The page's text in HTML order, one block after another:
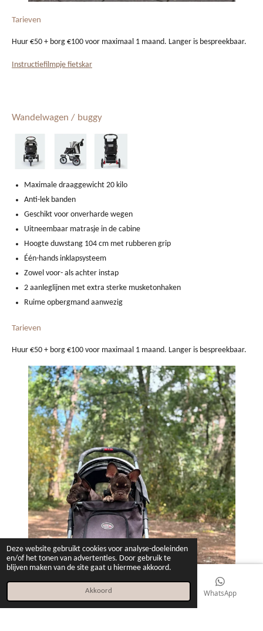
Deze website gebruikt cookies voor analyse-doeleinden
en/of het tonen van advertenties. Door gebruik te
blijven maken van de site gaat u hiermee akkoord.
Akkoord
Tarieven
Huur €50 + borg €100 voor maximaal 1 maand. Langer is bespreekbaar.
Instructiefilmpje fietskar
Wandelwagen / buggy
Maximale draaggewicht 20 kilo
Anti-lek banden
Geschikt voor onverharde wegen
Uitneembaar matrasje in de cabine
Hoogte duwstang 104 cm met rubberen grip
Één-hands inklapsysteem
Zowel voor- als achter instap
2 aanleglijnen met extra sterke musketonhaken
Ruime opbergmand aanwezig
Tarieven
Huur €50 + borg €100 voor maximaal 1 maand. Langer is bespreekbaar.
Telefoonnummer WhatsApp